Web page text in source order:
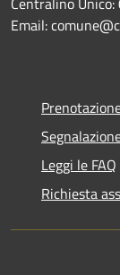
Email:
Leggi le FAQ
Richiesta